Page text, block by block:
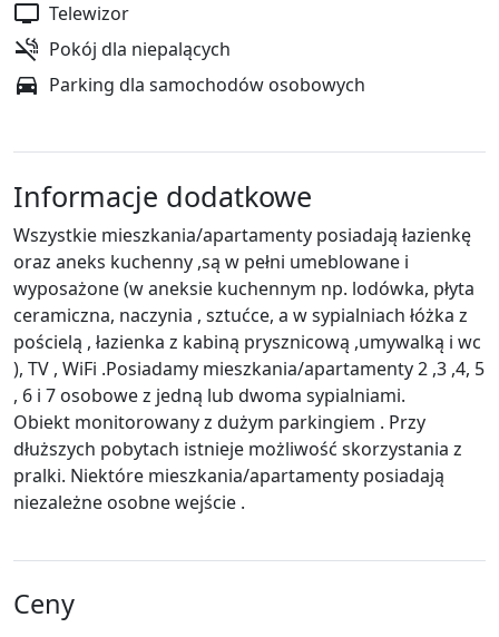
Telewizor
Pokój dla niepalących
Parking dla samochodów osobowych
Informacje dodatkowe
Wszystkie mieszkania/apartamenty posiadają łazienkę
oraz aneks kuchenny ,są w pełni umeblowane i
wyposażone (w aneksie kuchennym np. lodówka, płyta
ceramiczna, naczynia , sztućce, a w sypialniach łóżka z
pościelą , łazienka z kabiną prysznicową ,umywalką i wc
), TV , WiFi .Posiadamy mieszkania/apartamenty 2 ,3 ,4, 5
, 6 i 7 osobowe z jedną lub dwoma sypialniami.
Obiekt monitorowany z dużym parkingiem . Przy
dłuższych pobytach istnieje możliwość skorzystania z
pralki. Niektóre mieszkania/apartamenty posiadają
niezależne osobne wejście .
Ceny